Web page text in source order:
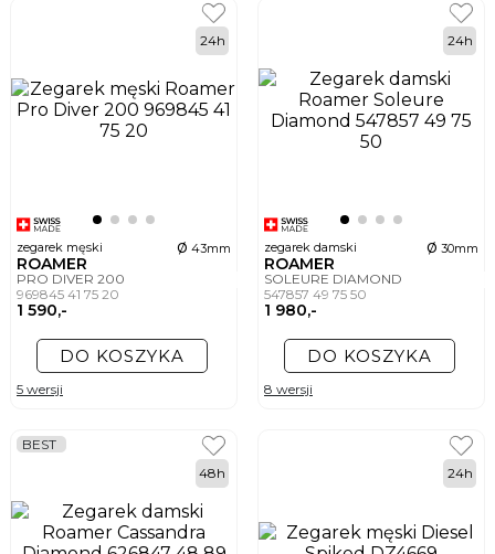
zegarek męski ø 43mm
ROAMER
PRO DIVER 200
969845 41 75 20
1 590,-
24h
DO KOSZYKA
5 wersji
zegarek damski ø 30mm
ROAMER
SOLEURE DIAMOND
547857 49 75 50
1 980,-
24h
DO KOSZYKA
8 wersji
BEST
48h
24h